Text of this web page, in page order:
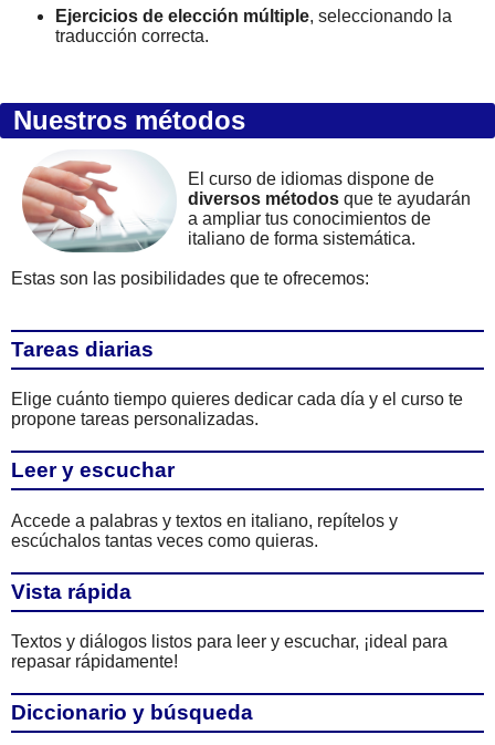
Ejercicios de elección múltiple, seleccionando la
traducción correcta.
Nuestros métodos
El curso de idiomas dispone de
diversos métodos que te ayudarán
a ampliar tus conocimientos de
italiano de forma sistemática.
Estas son las posibilidades que te ofrecemos:
Tareas diarias
Elige cuánto tiempo quieres dedicar cada día y el curso te
propone tareas personalizadas.
Leer y escuchar
Accede a palabras y textos en italiano, repítelos y
escúchalos tantas veces como quieras.
Vista rápida
Textos y diálogos listos para leer y escuchar, ¡ideal para
repasar rápidamente!
Diccionario y búsqueda